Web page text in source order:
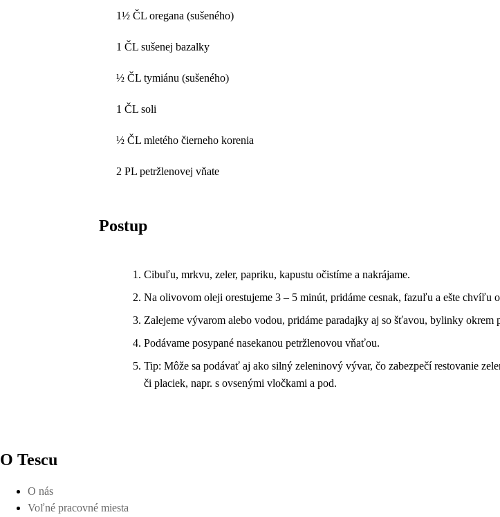
1½ ČL oregana (sušeného)
1 ČL sušenej bazalky
½ ČL tymiánu (sušeného)
1 ČL soli
½ ČL mletého čierneho korenia
2 PL petržlenovej vňate
Postup
Cibuľu, mrkvu, zeler, papriku, kapustu očistíme a nakrájame.
Na olivovom oleji orestujeme 3 – 5 minút, pridáme cesnak, fazuľu a ešte chvíľu
Zalejeme vývarom alebo vodou, pridáme paradajky aj so šťavou, bylinky okrem
Podávame posypané nasekanou petržlenovou vňaťou.
Tip: Môže sa podávať aj ako silný zeleninový vývar, čo zabezpečí restovanie
či placiek, napr. s ovsenými vločkami a pod.
O Tescu
O nás
Voľné pracovné miesta